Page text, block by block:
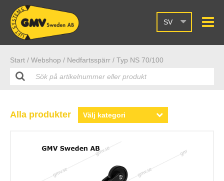
SV
Start / Webshop / Nedfartsspärr / Typ NS 70/100
Alla produkter